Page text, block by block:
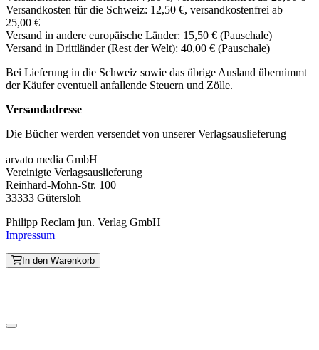
Versandkosten für die Schweiz: 12,50 €, versandkostenfrei ab
25,00 €
Versand in andere europäische Länder: 15,50 € (Pauschale)
Versand in Drittländer (Rest der Welt): 40,00 € (Pauschale)
Bei Lieferung in die Schweiz sowie das übrige Ausland übernimmt
der Käufer eventuell anfallende Steuern und Zölle.
Versandadresse
Die Bücher werden versendet von unserer Verlagsauslieferung
arvato media GmbH
Vereinigte Verlagsauslieferung
Reinhard-Mohn-Str. 100
33333 Gütersloh
Philipp Reclam jun. Verlag GmbH
Impressum
In den Warenkorb